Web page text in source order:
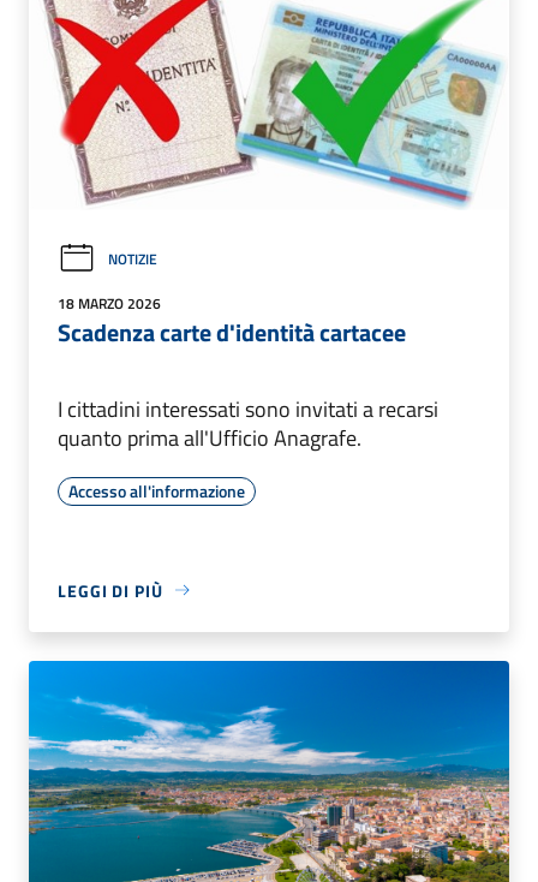
NOTIZIE
18 MARZO 2026
Scadenza carte d'identità cartacee
I cittadini interessati sono invitati a recarsi
quanto prima all'Ufficio Anagrafe.
Accesso all'informazione
LEGGI DI PIÙ